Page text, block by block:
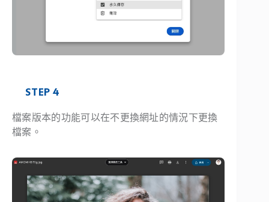
STEP 4
檔案版本的功能可以在不更換網址的情況下更換
檔案。